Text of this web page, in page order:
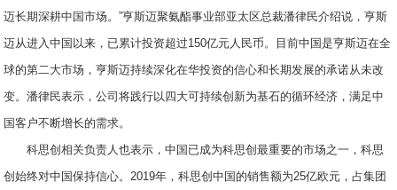
迈长期深耕中国市场。”亨斯迈聚氨酯事业部亚太区总裁潘律民介绍说，亨斯
迈从进入中国以来，已累计投资超过150亿元人民币。目前中国是亨斯迈在全
球的第二大市场，亨斯迈持续深化在华投资的信心和长期发展的承诺从未改
变。潘律民表示，公司将践行以四大可持续创新为基石的循环经济，满足中
国客户不断增长的需求。
科思创相关负责人也表示，中国已成为科思创最重要的市场之一，科思
创始终对中国保持信心。2019年，科思创中国的销售额为25亿欧元，占集团